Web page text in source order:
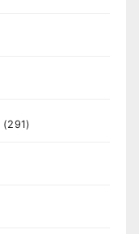
(291)